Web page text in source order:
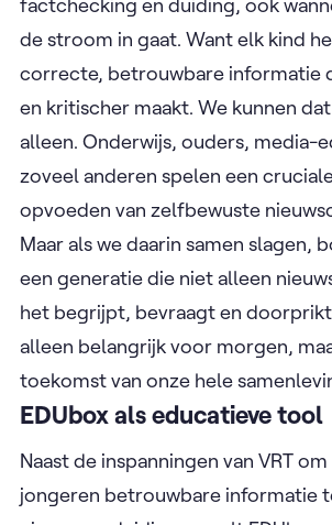
de stroom in gaat. Want elk kind
correcte, betrouwbare informatie
en kritischer maakt. We kunnen
alleen. Onderwijs, ouders, media-
zoveel anderen spelen een
opvoeden van zelfbewuste
Maar als we daarin samen slagen,
een generatie die niet alleen
het begrijpt, bevraagt en
alleen belangrijk voor morgen,
toekomst van onze hele
EDUbox als educatieve tool
Naast de inspanningen van VRT
jongeren betrouwbare informatie